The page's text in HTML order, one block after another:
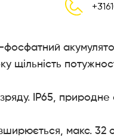
фосфатний
щільність
IP65,
макс.